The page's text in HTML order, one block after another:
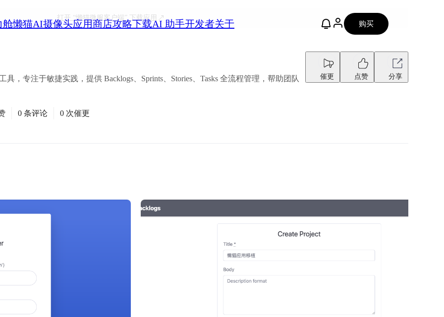
舱懒猫AI摄像头应用商店攻略下载AI 助手开发者关于 购买
打开 “懒猫微服客户端”下载应用
具，专注于敏捷实践，提供 Backlogs、Sprints、Stories、Tasks 全流程管理，帮助团队 催更 点赞 分享
0 条评论 0 次催更